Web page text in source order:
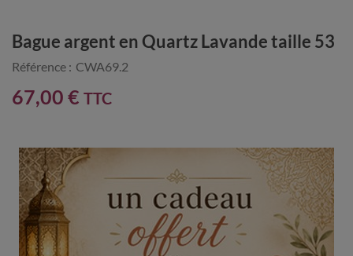
Bague argent en Quartz Lavande taille 53
Référence : CWA69.2
67,00 € TTC